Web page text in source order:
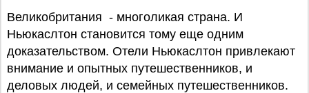
Великобритания - многоликая страна. И
Ньюкаслтон становится тому еще одним
доказательством. Отели Ньюкаслтон привлекают
внимание и опытных путешественников, и
деловых людей, и семейных путешественников.